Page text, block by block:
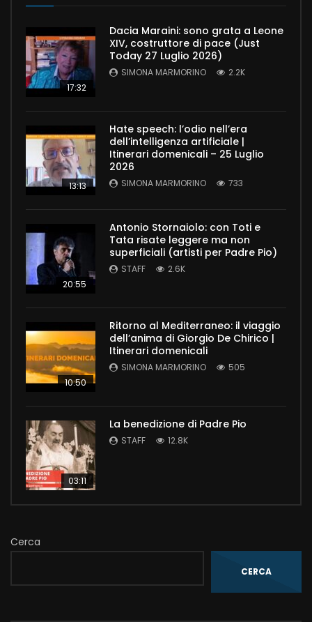
17:32
Dacia Maraini: sono grata a Leone
XIV, costruttore di pace (Just
Today 27 Luglio 2026)
SIMONA MARMORINO 2.2K
13:13
Hate speech: l’odio nell’era
dell’intelligenza artificiale |
Itinerari domenicali – 25 Luglio
2026
SIMONA MARMORINO 733
20:55
Antonio Stornaiolo: con Toti e
Tata risate leggere ma non
superficiali (artisti per Padre Pio)
STAFF 2.6K
10:50
Ritorno al Mediterraneo: il viaggio
dell’anima di Giorgio De Chirico |
Itinerari domenicali
SIMONA MARMORINO 505
03:11
La benedizione di Padre Pio
STAFF 12.8K
Cerca
CERCA